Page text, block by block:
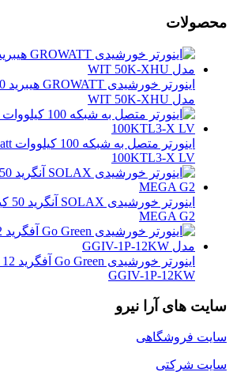
محصولات
مدل WIT 50K-XHU
100KTL3-X LV
MEGA G2
GGIV-1P-12KW
سایت های آرا نیرو
سایت فروشگاهی
سایت شرکتی